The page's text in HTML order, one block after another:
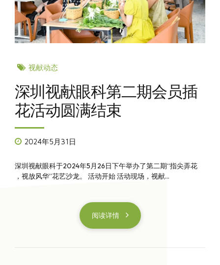
视献动态
深圳视献眼科第二期会员插
花活动圆满结束
2024年5月31日
深圳视献眼科于2024年5月26日下午举办了第二期“指尖弄花
，视放风华”花艺沙龙。 活动开始 活动现场，视献...
阅读详情